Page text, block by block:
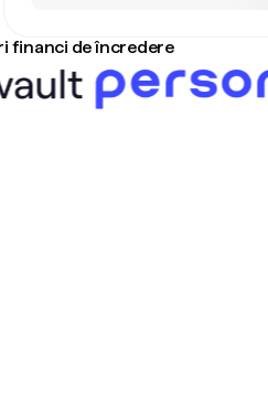
financi de încredere